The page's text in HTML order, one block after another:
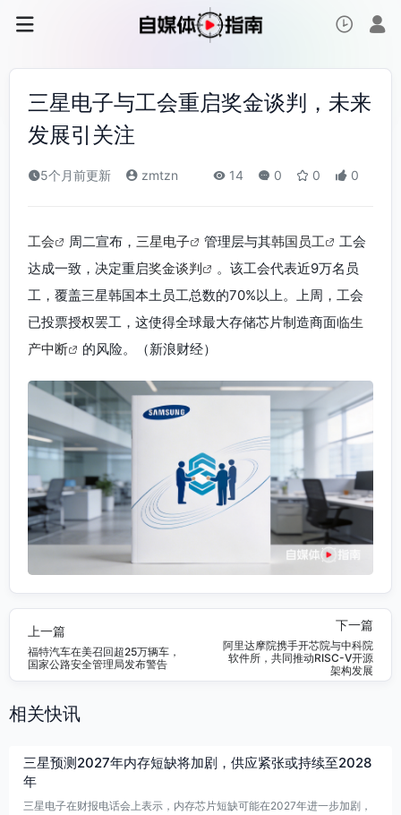
三星电子与工会重启奖金谈判，未来
发展引关注
5个月前更新 zmtzn 14 0 0 0
工会 周二宣布， 三星电子 管理层与其韩国员工
工会
达成一致，决定重启奖金谈判
。该工会代表近9万名员
工，覆盖三星韩国本土员工总数的70%以上。上周，工会
已投票授权罢工，这使得全球最大存储芯片制造商面临生
产中断
的风险。（新浪财经）
上一篇
福特汽车在美召回超25万辆车，
国家公路安全管理局发布警告
下一篇
阿里达摩院携手开芯院与中科院
软件所，共同推动RISC-V开源
架构发展
相关快讯
三星预测2027年内存短缺将加剧，供应紧张或持续至2028
年
三星电子在财报电话会上表示，内存芯片短缺可能在2027年进一步加剧，